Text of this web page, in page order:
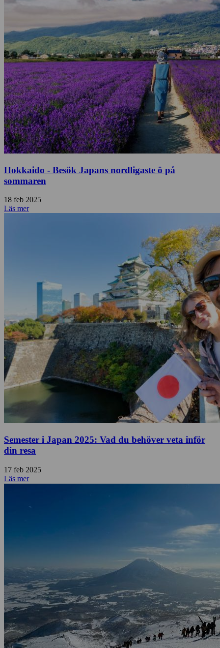
Hokkaido - Besök Japans nordligaste ö på
sommaren
18 feb 2025
Läs mer
Semester i Japan 2025: Vad du behöver veta inför
din resa
17 feb 2025
Läs mer